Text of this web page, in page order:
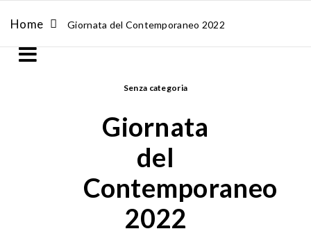
Home Giornata del Contemporaneo 2022
Senza categoria
Giornata
del
Contemporaneo
2022